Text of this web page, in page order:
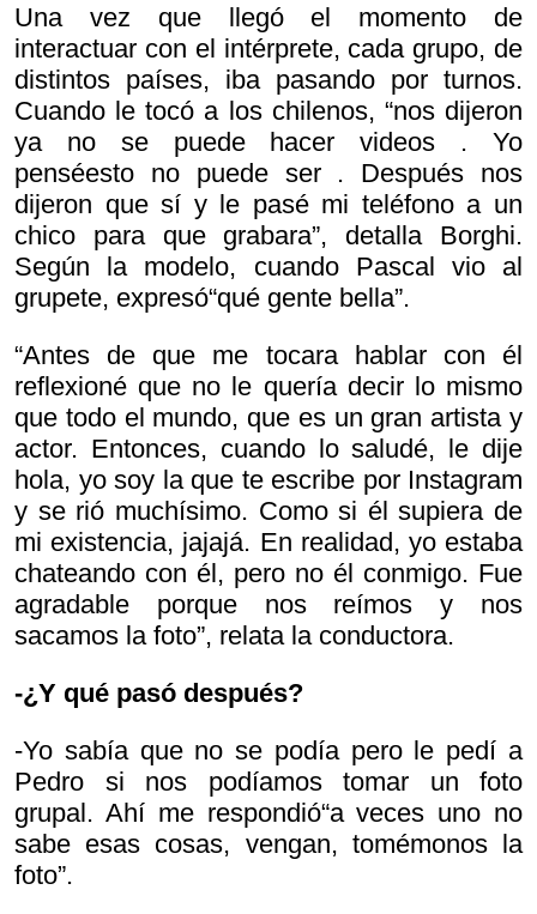
Una vez que llegó el momento de
interactuar con el intérprete, cada grupo, de
distintos países, iba pasando por turnos.
Cuando le tocó a los chilenos, “nos dijeron
ya no se puede hacer videos . Yo
penséesto no puede ser . Después nos
dijeron que sí y le pasé mi teléfono a un
chico para que grabara”, detalla Borghi.
Según la modelo, cuando Pascal vio al
grupete, expresó“qué gente bella”.
“Antes de que me tocara hablar con él
reflexioné que no le quería decir lo mismo
que todo el mundo, que es un gran artista y
actor. Entonces, cuando lo saludé, le dije
hola, yo soy la que te escribe por Instagram
y se rió muchísimo. Como si él supiera de
mi existencia, jajajá. En realidad, yo estaba
chateando con él, pero no él conmigo. Fue
agradable porque nos reímos y nos
sacamos la foto”, relata la conductora.
-¿Y qué pasó después?
-Yo sabía que no se podía pero le pedí a
Pedro si nos podíamos tomar un foto
grupal. Ahí me respondió“a veces uno no
sabe esas cosas, vengan, tomémonos la
foto”.